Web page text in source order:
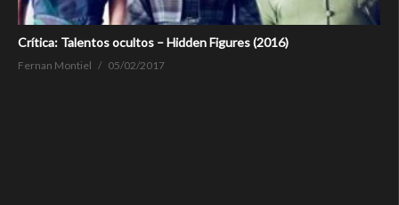
Crítica: Talentos ocultos – Hidden Figures (2016)
Fernan Montiel 05/02/2017